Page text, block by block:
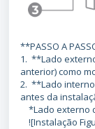
**PASSO A
1. **Lado
anterior) como
2. **Lado
antes da
*Lado externo
![Instalação